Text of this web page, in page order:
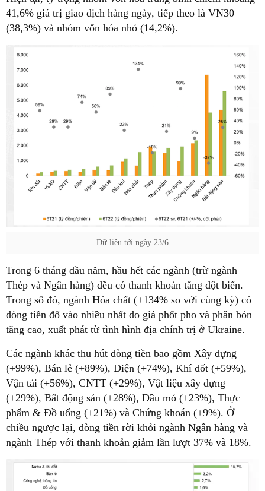
41,6% giá trị giao dịch hàng ngày, tiếp theo là VN30
(38,3%) và nhóm vốn hóa nhỏ (14,2%).
Dữ liệu tới ngày 23/6
Trong 6 tháng đầu năm, hầu hết các ngành (trừ ngành
Thép và Ngân hàng) đều có thanh khoản tăng đột biến.
Trong số đó, ngành Hóa chất (+134% so với cùng kỳ) có
dòng tiền đổ vào nhiều nhất do giá phốt pho và phân bón
tăng cao, xuất phát từ tình hình địa chính trị ở Ukraine.
Các ngành khác thu hút dòng tiền bao gồm Xây dựng
(+99%), Bán lẻ (+89%), Điện (+74%), Khí đốt (+59%),
Vận tải (+56%), CNTT (+29%), Vật liệu xây dựng
(+29%), Bất động sản (+28%), Dầu mỏ (+23%), Thực
phẩm & Đồ uống (+21%) và Chứng khoán (+9%). Ở
chiều ngược lại, dòng tiền rời khỏi ngành Ngân hàng và
ngành Thép với thanh khoản giảm lần lượt 37% và 18%.